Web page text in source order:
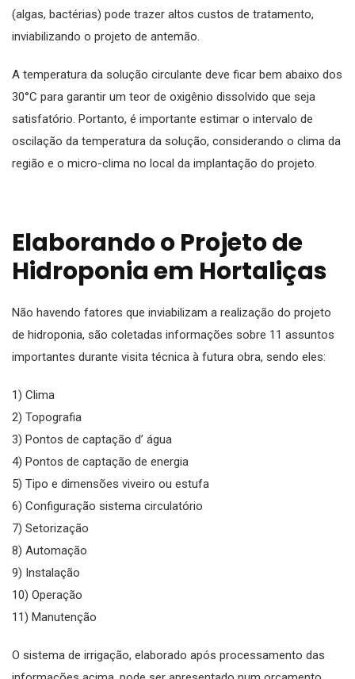
(algas, bactérias) pode trazer altos custos de tratamento,
inviabilizando o projeto de antemão.
A temperatura da solução circulante deve ficar bem abaixo dos
30°C para garantir um teor de oxigênio dissolvido que seja
satisfatório. Portanto, é importante estimar o intervalo de
oscilação da temperatura da solução, considerando o clima da
região e o micro-clima no local da implantação do projeto.
Elaborando o Projeto de
Hidroponia em Hortaliças
Não havendo fatores que inviabilizam a realização do projeto
de hidroponia, são coletadas informações sobre 11 assuntos
importantes durante visita técnica à futura obra, sendo eles:
1) Clima
2) Topografia
3) Pontos de captação d’ água
4) Pontos de captação de energia
5) Tipo e dimensões viveiro ou estufa
6) Configuração sistema circulatório
7) Setorização
8) Automação
9) Instalação
10) Operação
11) Manutenção
O sistema de irrigação, elaborado após processamento das